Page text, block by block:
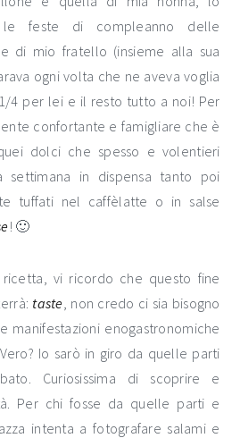
feste di compleanno delle
di mio fratello (insieme alla sua
ogni volta che ne aveva voglia
4 per lei e il resto tutto a noi! Per
confortante e famigliare che è
dolci che spesso e volentieri
settimana in dispensa tanto poi
tuffati nel caffèlatte o in salse
! 🙂
vi ricordo che questo fine
taste, non credo ci sia bisogno
manifestazioni enogastronomiche
Io sarò in giro da quelle parti
Curiosissima di scoprire e
Per chi fosse da quelle parti e
intenta a fotografare salami e